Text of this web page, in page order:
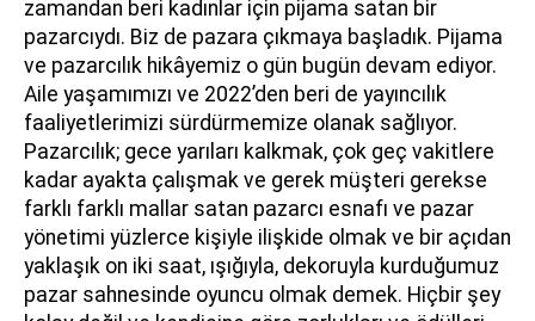
zamandan beri kadınlar için pijama satan bir
pazarcıydı. Biz de pazara çıkmaya başladık. Pijama
ve pazarcılık hikâyemiz o gün bugün devam ediyor.
Aile yaşamımızı ve 2022’den beri de yayıncılık
faaliyetlerimizi sürdürmemize olanak sağlıyor.
Pazarcılık; gece yarıları kalkmak, çok geç vakitlere
kadar ayakta çalışmak ve gerek müşteri gerekse
farklı farklı mallar satan pazarcı esnafı ve pazar
yönetimi yüzlerce kişiyle ilişkide olmak ve bir açıdan
yaklaşık on iki saat, ışığıyla, dekoruyla kurduğumuz
pazar sahnesinde oyuncu olmak demek. Hiçbir şey